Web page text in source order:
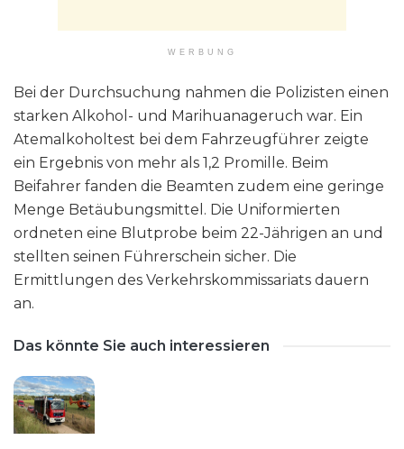
WERBUNG
Bei der Durchsuchung nahmen die Polizisten einen
starken Alkohol- und Marihuanageruch war. Ein
Atemalkoholtest bei dem Fahrzeugführer zeigte
ein Ergebnis von mehr als 1,2 Promille. Beim
Beifahrer fanden die Beamten zudem eine geringe
Menge Betäubungsmittel. Die Uniformierten
ordneten eine Blutprobe beim 22-Jährigen an und
stellten seinen Führerschein sicher. Die
Ermittlungen des Verkehrskommissariats dauern
an.
Das könnte Sie auch interessieren